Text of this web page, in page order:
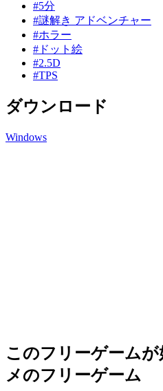
#5分
#謎解き アドベンチャー
#ホラー
#ドット絵
#2.5D
#TPS
ダウンロード
Windows
このフリーゲーム
メのフリーゲーム